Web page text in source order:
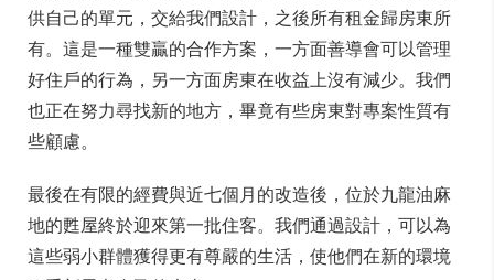
供自己的單元，交給我們設計，之後所有租金歸房東所
有。這是一種雙贏的合作方案，一方面善導會可以管理
好住戶的行為，另一方面房東在收益上沒有減少。我們
也正在努力尋找新的地方，畢竟有些房東對專案性質有
些顧慮。
最後在有限的經費與近七個月的改造後，位於九龍油麻
地的甦屋終於迎來第一批住客。我們通過設計，可以為
這些弱小群體獲得更有尊嚴的生活，使他們在新的環境